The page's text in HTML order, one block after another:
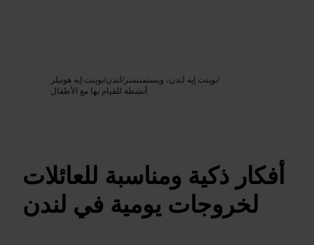
بوينت إيه هوتيلز/لندن/ بوينت إيه لندن، ويستمنستر/
أنشطة للقيام بها مع الأطفال
أفكار ذكية ومناسبة للعائلات
لخروجات يومية في لندن